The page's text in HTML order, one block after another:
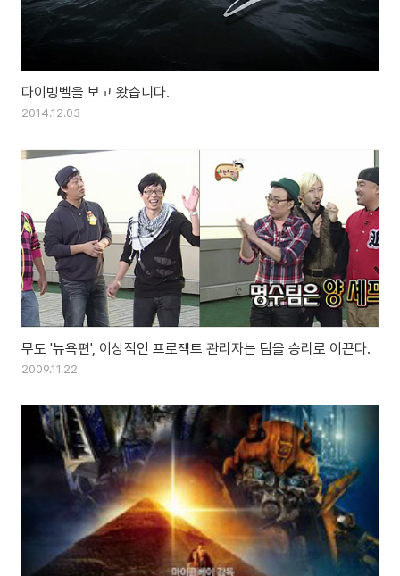
다이빙벨을 보고 왔습니다.
2014.12.03
무도 '뉴욕편', 이상적인 프로젝트 관리자는 팀을 승리로 이끈다.
2009.11.22